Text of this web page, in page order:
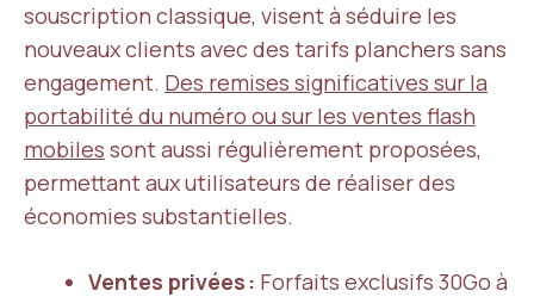
souscription classique, visent à séduire les
nouveaux clients avec des tarifs planchers sans
engagement. Des remises significatives sur la
portabilité du numéro ou sur les ventes flash
mobiles sont aussi régulièrement proposées,
permettant aux utilisateurs de réaliser des
économies substantielles.
Ventes privées : Forfaits exclusifs 30Go à